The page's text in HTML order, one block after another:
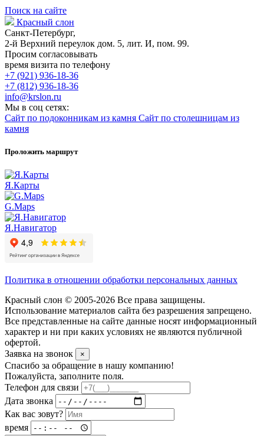
Поиск на сайте
Красный слон
Санкт-Петербург,
2-й Верхний переулок дом. 5, лит. И, пом. 99.
Просим согласовывать
время визита по телефону
+7 (921) 936-18-36
+7 (812) 936-18-36
info@krslon.ru
Мы в соц сетях:
Сайт по подоконникам из камня Сайт по столешницам из
камня
Проложить маршрут
Я.Карты
G.Maps
Я.Навигатор
Политика в отношении обработки персональных данных
Красный слон © 2005-2026 Все права защищены.
Использование материалов сайта без разрешения запрещено.
Все представленные на сайте данные носят информационный
характер и ни при каких условиях не являются публичной
офертой.
Заявка на звонок
×
Спасибо за обращение в нашу компанию!
Пожалуйста, заполните поля.
Телефон для связи
Дата звонка
Как вас зовут?
время